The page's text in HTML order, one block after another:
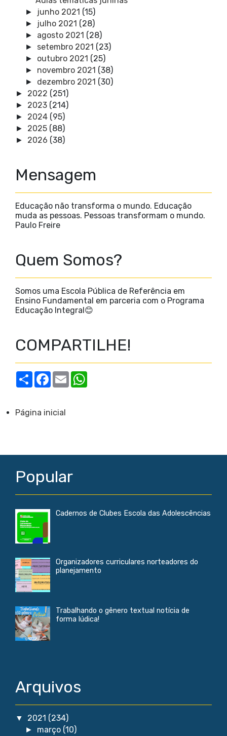
► junho 2021 (15)
► julho 2021 (28)
► agosto 2021 (28)
► setembro 2021 (23)
► outubro 2021 (25)
► novembro 2021 (38)
► dezembro 2021 (30)
► 2022 (251)
► 2023 (214)
► 2024 (95)
► 2025 (88)
► 2026 (38)
Mensagem
Educação não transforma o mundo. Educação
muda as pessoas. Pessoas transformam o mundo.
Paulo Freire
Quem Somos?
Somos uma Escola Pública de Referência em
Ensino Fundamental em parceria com o Programa
Educação Integral😊
COMPARTILHE!
S
h
F
b
o
E
m
Página inicial
Popular
Cadernos de Clubes Escola das Adolescências
Organizadores curriculares norteadores do
planejamento
Trabalhando o gênero textual notícia de
forma lúdica!
Arquivos
▼ 2021 (234)
► março (10)